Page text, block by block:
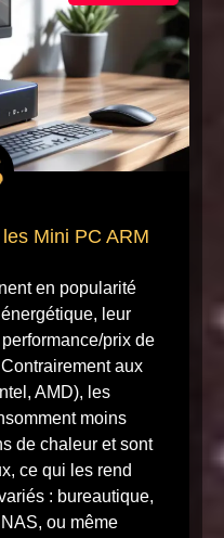
Mini PC ARM
en popularité
leur
prix de
aux
AMD), les
moins
de chaleur et sont
ce qui les rend
: bureautique,
ou même